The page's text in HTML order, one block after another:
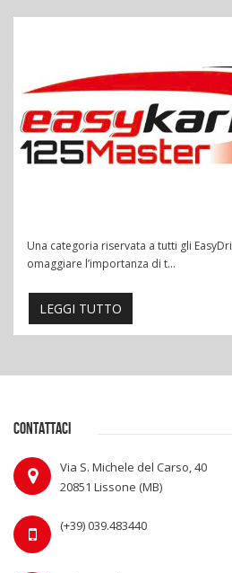
Una categoria riservata a tutti gli
omaggiare l’importanza di t...
LEGGI TUTTO
CONTATTACI
Via S. Michele del Carso, 40
20851 Lissone (MB)
(+39) 039.483440